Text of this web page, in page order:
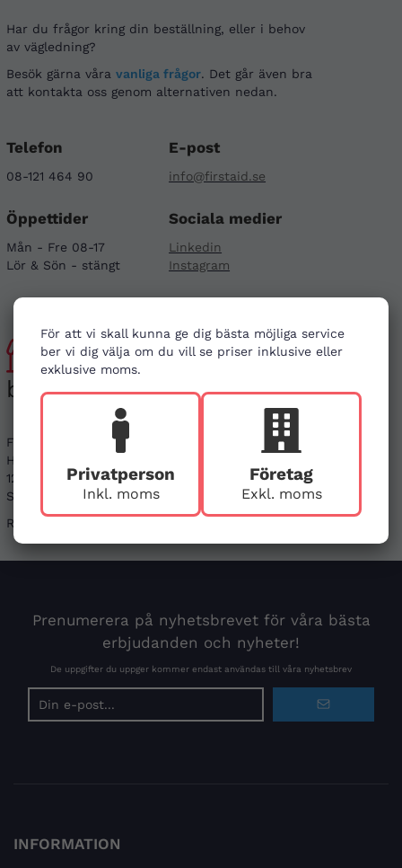
För att vi skall kunna ge dig bästa möjliga service
ber vi dig välja om du vill se priser inklusive eller
exklusive moms.
Privatperson
Inkl. moms
Företag
Exkl. moms
Har du frågor kring din beställning, eller i behov
av vägledning?
Besök gärna våra vanliga frågor. Det går även bra
att kontakta oss genom alternativen nedan.
Telefon
08-121 464 90
E-post
info@firstaid.se
Öppettider
Mån - Fre 08-17
Lör & Sön - stängt
Sociala medier
Linkedin
Instagram
Besök
butiken
First Aid Sweden
Hägerstensvägen 125
126 48 Hägersten,
Stockholm
Ring före vid besök
Prenumerera på nyhetsbrevet för våra bästa
erbjudanden och nyheter!
De uppgifter du uppger kommer endast användas till våra nyhetsbrev
INFORMATION